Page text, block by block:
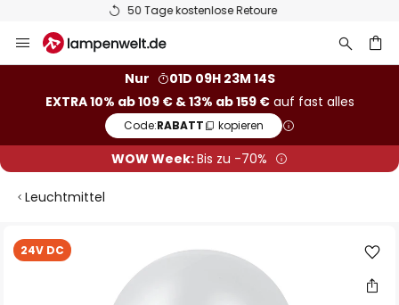
Europas größte Markenauswahl
Inhalt
Nur
01D 09H 23M 13S
EXTRA 10% ab 109 € & 13% ab 159 €auf fast alles
Code:RABATT kopieren
WOW Week:Bis zu -70%
Leuchtmittel
24V DC
Zum
Ende